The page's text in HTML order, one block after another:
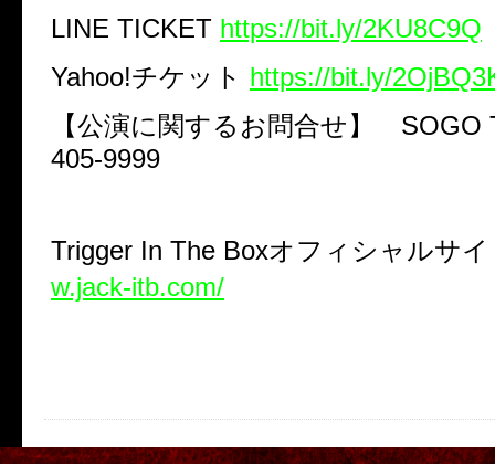
LINE TICKET https://bit.ly/2KU8C9Q
Yahoo!チケット https://bit.ly/
【公演に関するお問合せ】 SOGO
405-9999
Trigger In The Boxオフィシャルサ
w.jack-itb.com/